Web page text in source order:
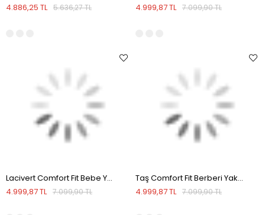
4.886,25 TL 5.636,27 TL
4.999,87 TL 7.099,90 TL
Lacivert Comfort Fit Bebe Yaka Mevsimlik Mont
4.999,87 TL 7.099,90 TL
Taş Comfort Fit Berberi Yaka Mevsimlik Mont
4.999,87 TL 7.099,90 TL